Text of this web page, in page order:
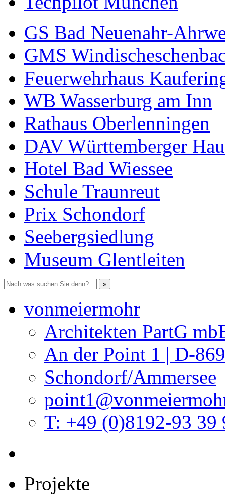
GS Bad Neuenahr-
GMS
Feuerwehrhaus
WB Wasserburg am Inn
Rathaus Oberlenningen
DAV Württemberger
Hotel Bad Wiessee
Schule Traunreut
Prix Schondorf
Seebergsiedlung
Museum Glentleiten
vonmeiermohr
Architekten PartG
An der Point 1 | D-
Schondorf/Ammersee
T: +49 (0)8192-93 39
Projekte